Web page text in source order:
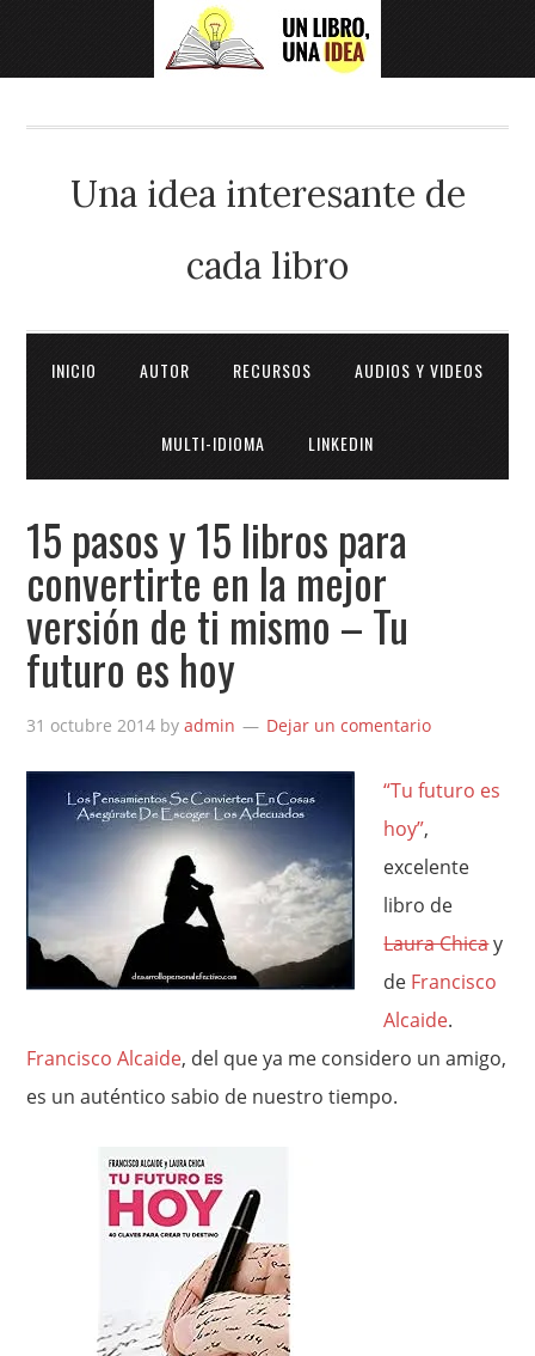
Una idea interesante de
cada libro
INICIO AUTOR RECURSOS AUDIOS Y VIDEOS
MULTI-IDIOMA LINKEDIN
15 pasos y 15 libros para
convertirte en la mejor
versión de ti mismo – Tu
futuro es hoy
31 octubre 2014 byadmin Dejar un comentario
“Tu futuro es
hoy”,
excelente
libro de
Laura Chicay
de Francisco
Alcaide.
Francisco Alcaide, del que ya me considero un amigo,
es un auténtico sabio de nuestro tiempo.